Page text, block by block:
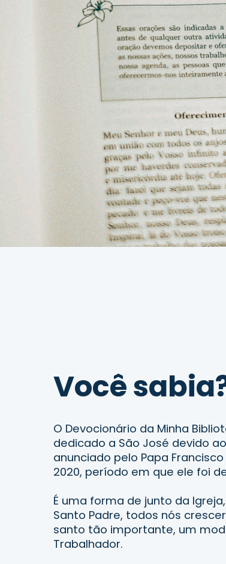
Você
O Devocionário da Minha
dedicado a São José devido ao
anunciado pelo Papa
2020, período em que ele foi
É uma forma de junto da
Santo Padre, todos nós
santo tão importante, um
Trabalhador.